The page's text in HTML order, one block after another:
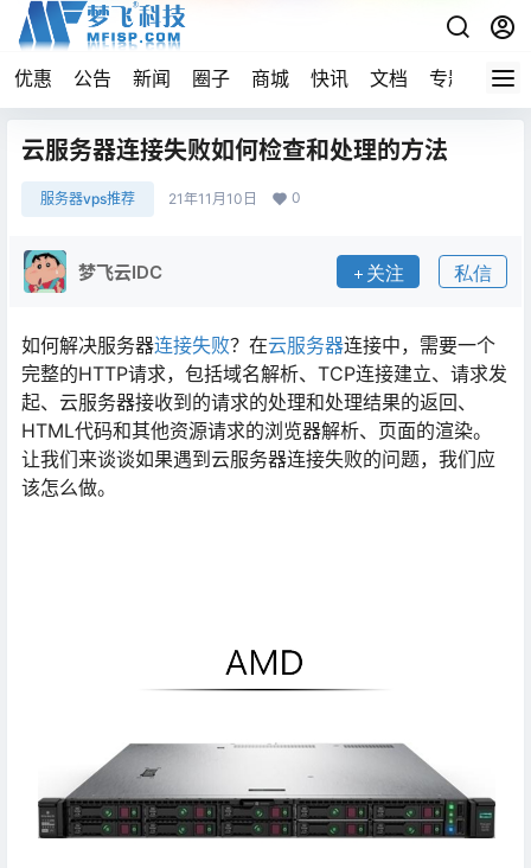
优惠 公告 新闻 圈子 商城 快讯 文档 专题 导航
云服务器连接失败如何检查和处理的方法
服务器vps推荐 21年11月10日 0
梦飞云IDC 关注 私信
如何解决服务器连接失败？在云服务器连接中，需要一个
完整的HTTP请求，包括域名解析、TCP连接建立、请求发
起、云服务器接收到的请求的处理和处理结果的返回、
HTML代码和其他资源请求的浏览器解析、页面的渲染。
让我们来谈谈如果遇到云服务器连接失败的问题，我们应
该怎么做。